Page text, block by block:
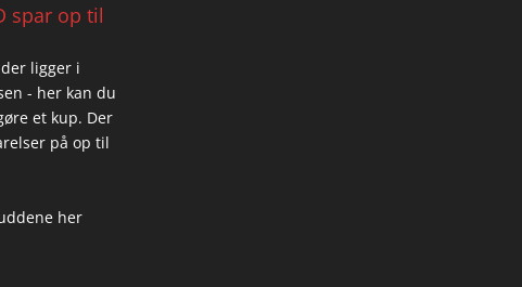
spar op til
ligger i
- her kan du
et kup. Der
på op til
her